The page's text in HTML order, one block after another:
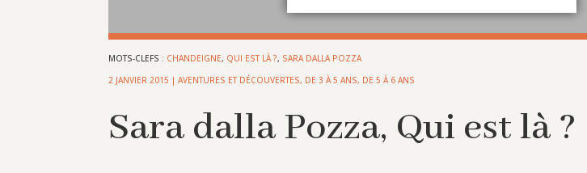
MOTS-CLEFS : CHANDEIGNE, QUI EST LÀ ?, SARA DALLA POZZA
2 JANVIER 2015 |AVENTURES ET DÉCOUVERTES, DE 3 À 5 ANS, DE 5 À 6 ANS
Sara dalla Pozza, Qui est là ?